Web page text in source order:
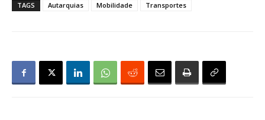
TAGS Autarquias Mobilidade Transportes